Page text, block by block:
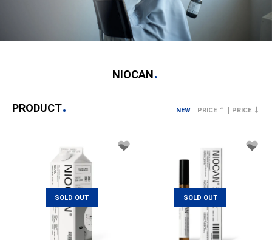
NIOCAN
PRODUCT NEW PRICE ↑ PRICE ↓
SOLD OUT SOLD OUT